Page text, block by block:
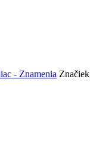
- Znamenia